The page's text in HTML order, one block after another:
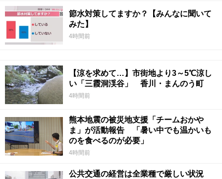
節水対策してますか？【みんなに聞いて
みた】
4時間前
【涼を求めて…】市街地より3～5℃涼し
い「三霞洞渓谷」 香川・まんのう町
4時間前
熊本地震の被災地支援「チームおかや
ま」が活動報告 「暑い中でも温かいも
のを食べるのが必要」
4時間前
公共交通の経営は全業種で厳しい状況